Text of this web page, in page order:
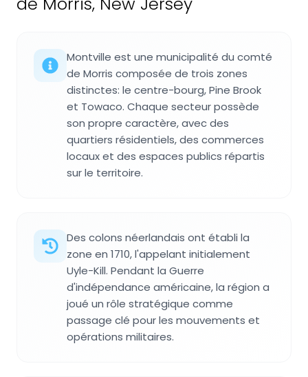
Montville est une municipalité du comté
de Morris composée de trois zones
distinctes: le centre-bourg, Pine Brook
et Towaco. Chaque secteur possède
son propre caractère, avec des
quartiers résidentiels, des commerces
locaux et des espaces publics répartis
sur le territoire.
Des colons néerlandais ont établi la
zone en 1710, l'appelant initialement
Uyle-Kill. Pendant la Guerre
d'indépendance américaine, la région a
joué un rôle stratégique comme
passage clé pour les mouvements et
opérations militaires.